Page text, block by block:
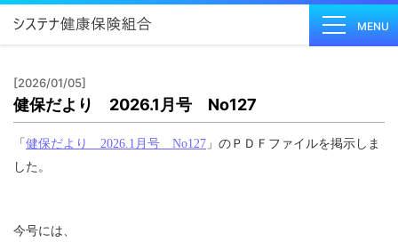
MENU
健保の
しくみ
Health
健保の
[2026/01/05]
健保だより 2026.1月号 No127
「 健保だより 2026.1月号 No127 」のＰＤＦファイルを掲示しま
した。
今号には、